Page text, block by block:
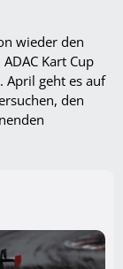
wieder den
Kart Cup
April geht es auf
den